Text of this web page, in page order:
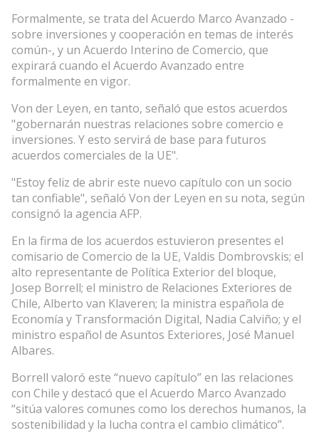
Formalmente, se trata del Acuerdo Marco Avanzado -
sobre inversiones y cooperación en temas de interés
común-, y un Acuerdo Interino de Comercio, que
expirará cuando el Acuerdo Avanzado entre
formalmente en vigor.
Von der Leyen, en tanto, señaló que estos acuerdos
"gobernarán nuestras relaciones sobre comercio e
inversiones. Y esto servirá de base para futuros
acuerdos comerciales de la UE".
"Estoy feliz de abrir este nuevo capítulo con un socio
tan confiable", señaló Von der Leyen en su nota, según
consignó la agencia AFP.
En la firma de los acuerdos estuvieron presentes el
comisario de Comercio de la UE, Valdis Dombrovskis; el
alto representante de Política Exterior del bloque,
Josep Borrell; el ministro de Relaciones Exteriores de
Chile, Alberto van Klaveren; la ministra española de
Economía y Transformación Digital, Nadia Calviño; y el
ministro español de Asuntos Exteriores, José Manuel
Albares.
Borrell valoró este “nuevo capítulo” en las relaciones
con Chile y destacó que el Acuerdo Marco Avanzado
“sitúa valores comunes como los derechos humanos, la
sostenibilidad y la lucha contra el cambio climático”.